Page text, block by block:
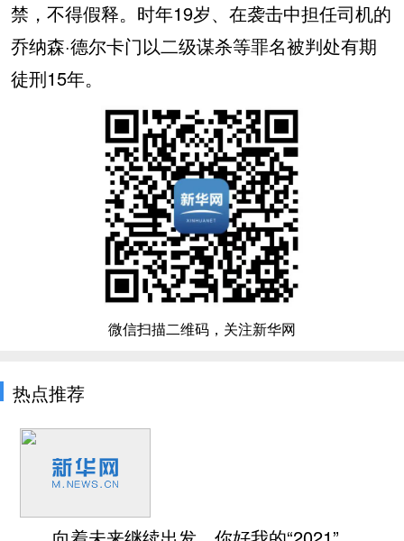
禁，不得假释。时年19岁、在袭击中担任司机的
乔纳森·德尔卡门以二级谋杀等罪名被判处有期
徒刑15年。
微信扫描二维码，关注新华网
热点推荐